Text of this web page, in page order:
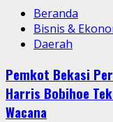
Beranda
Bisnis &
Daerah
Pemkot Bekasi
Harris Bobihoe
Wacana